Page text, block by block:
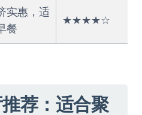
实惠，适
餐
★★★★☆
荐：适合聚